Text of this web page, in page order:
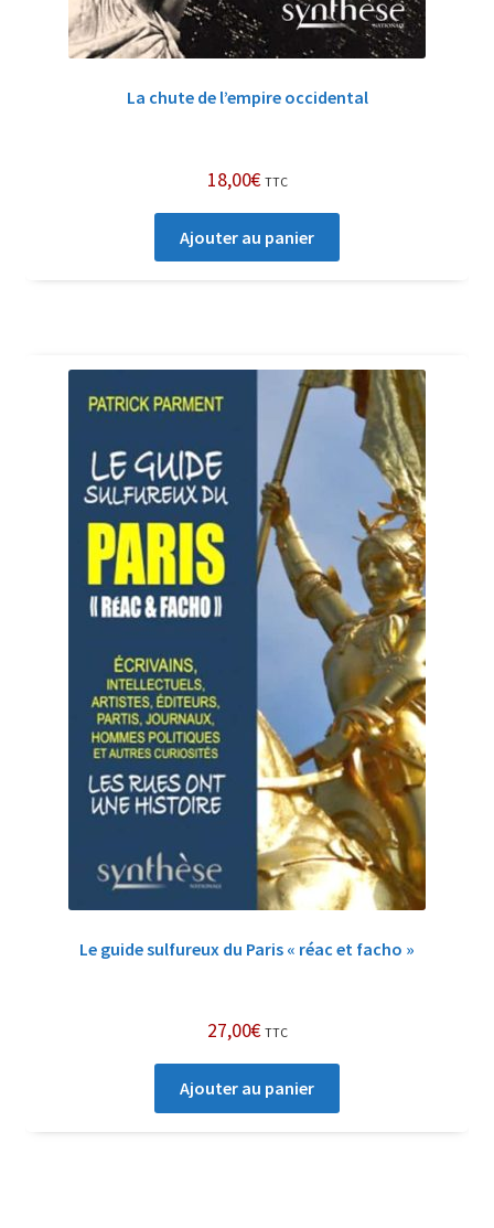
La chute de l’empire occidental
18,00€ TTC
Ajouter au panier
Le guide sulfureux du Paris « réac et facho »
27,00€ TTC
Ajouter au panier